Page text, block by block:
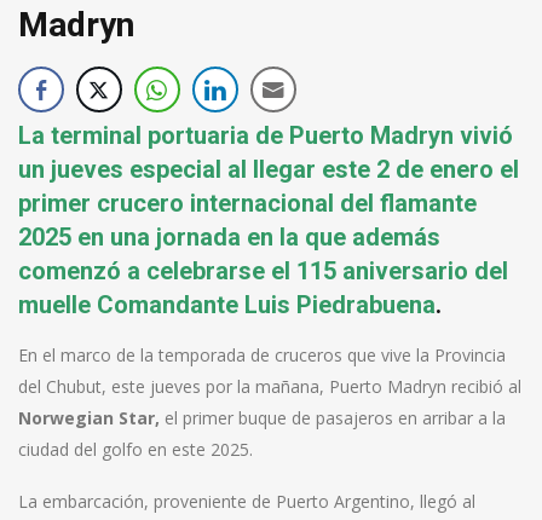
Madryn
La terminal portuaria de Puerto Madryn vivió
un jueves especial al llegar este 2 de enero el
primer crucero internacional del flamante
2025 en una jornada en la que además
comenzó a celebrarse el 115 aniversario del
muelle Comandante Luis Piedrabuena.
En el marco de la temporada de cruceros que vive la Provincia
del Chubut, este jueves por la mañana, Puerto Madryn recibió al
Norwegian Star, el primer buque de pasajeros en arribar a la
ciudad del golfo en este 2025.
La embarcación, proveniente de Puerto Argentino, llegó al